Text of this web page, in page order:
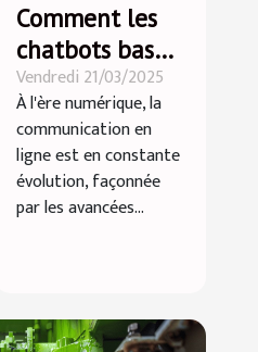
Comment les
chatbots basés
sur l'IA
transforment-
ils la
communication
en ligne ?
Vendredi 21/03/2025
À l'ère numérique, la
communication en
ligne est en constante
évolution, façonnée
par les avancées...